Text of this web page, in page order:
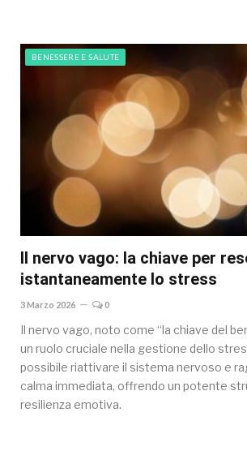
BENESSERE E SALUTE
Il nervo vago: la chiave per
istantaneamente lo stress
3 Marzo 2026 0
Il nervo vago, noto come “la chiave del
un ruolo cruciale nella gestione dello
possibile riattivare il sistema nervoso e
calma immediata, offrendo un potente
resilienza emotiva.